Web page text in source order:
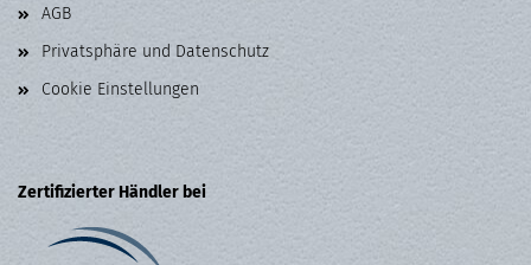
AGB
Privatsphäre und Datenschutz
Cookie Einstellungen
Zertifizierter Händler bei